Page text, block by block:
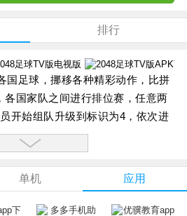
排行
国足球，挪移各种精彩动作，比拼
各国家队之间进行排位赛，任意两
开始组队升级到标识为4，依次进
拼速度，比其他同等级的国家队先
为胜。
单机 应用